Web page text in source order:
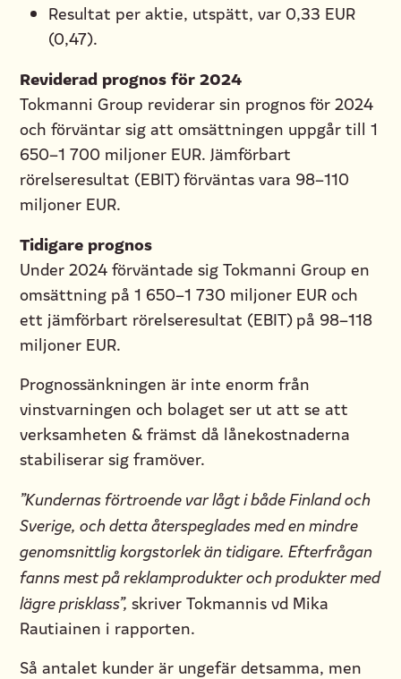
Resultat per aktie, utspätt, var 0,33 EUR
(0,47).
Reviderad prognos för 2024
Tokmanni Group reviderar sin prognos för 2024
och förväntar sig att omsättningen uppgår till 1
650–1 700 miljoner EUR. Jämförbart
rörelseresultat (EBIT) förväntas vara 98–110
miljoner EUR.
Tidigare prognos
Under 2024 förväntade sig Tokmanni Group en
omsättning på 1 650–1 730 miljoner EUR och
ett jämförbart rörelseresultat (EBIT) på 98–118
miljoner EUR.
Prognossänkningen är inte enorm från
vinstvarningen och bolaget ser ut att se att
verksamheten & främst då lånekostnaderna
stabiliserar sig framöver.
”Kundernas förtroende var lågt i både Finland och
Sverige, och detta återspeglades med en mindre
genomsnittlig korgstorlek än tidigare. Efterfrågan
fanns mest på reklamprodukter och produkter med
lägre prisklass”, skriver Tokmannis vd Mika
Rautiainen i rapporten.
Så antalet kunder är ungefär detsamma, men